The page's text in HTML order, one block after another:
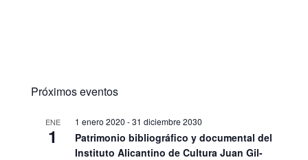
Próximos eventos
ENE
1
1 enero 2020 -31 diciembre 2030
Patrimonio bibliográfico y documental del
Instituto Alicantino de Cultura Juan Gil-